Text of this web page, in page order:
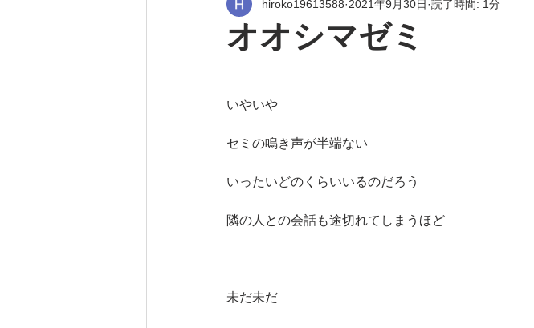
オオシマゼミ
hiroko19613588 2021年9月30日 読了時間: 1分
いやいや
セミの鳴き声が半端ない
いったいどのくらいいるのだろう
隣の人との会話も途切れてしまうほど
未だ未だ